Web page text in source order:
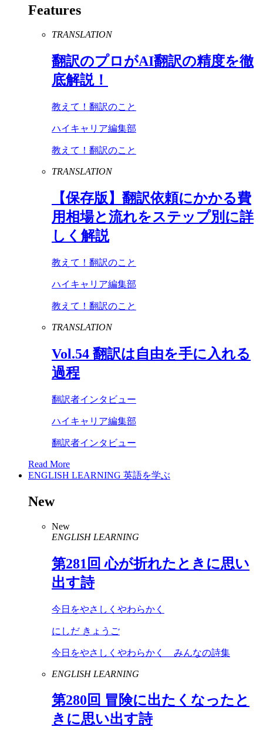
Features
TRANSLATION
翻訳のプロがAI翻訳の精度を徹
底解説！
教えて！翻訳のこと
ハイキャリア編集部
教えて！翻訳のこと
TRANSLATION
【保存版】翻訳依頼にかかる費
用相場と流れをステップ別に詳
しく解説
教えて！翻訳のこと
ハイキャリア編集部
教えて！翻訳のこと
TRANSLATION
Vol.54 翻訳は自由を手に入れる
過程
翻訳者インタビュー
ハイキャリア編集部
翻訳者インタビュー
Read More
ENGLISH LEARNING 英語を学ぶ
New
New
ENGLISH LEARNING
第281 回 心が折れたときに思い
出す詩
今日をやさしくやわらかく
にしだ きょうご
今日をやさしくやわらかく みんなの詩集
ENGLISH LEARNING
第280回 冒険に出たくなったと
きに思い出す詩